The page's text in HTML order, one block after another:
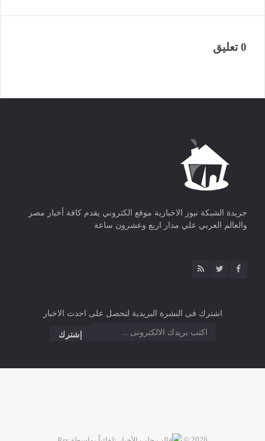
0 تعليق
جريدة الشبكة نيوز الاخبارية موقع الكتروني يقدم كافة أخبار مصر
والعالم العربي علي مدار اربع وعشرون ساعة
اشترك فى النشرة البريدية لتحصل على احدث الاخبار